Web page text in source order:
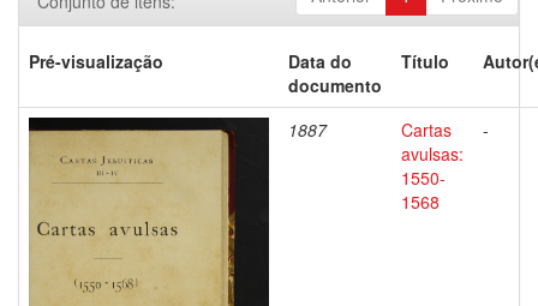
Pré-visualização
Data do
documento
Título
1887
Cartas
avulsas:
1550-
1568
-